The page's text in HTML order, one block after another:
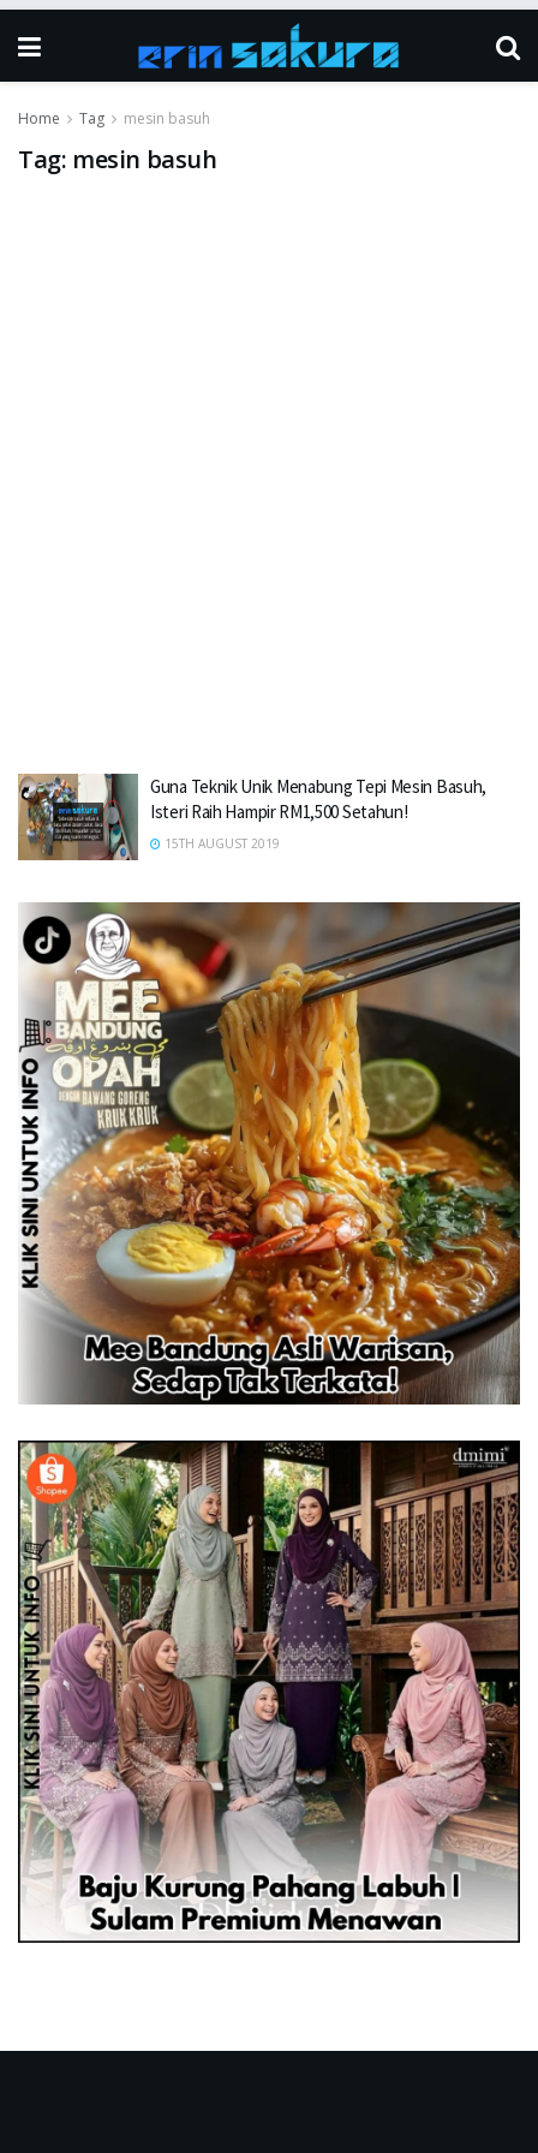
Home Tag mesin basuh
Tag: mesin basuh
Guna Teknik Unik Menabung Tepi Mesin Basuh,
Isteri Raih Hampir RM1,500 Setahun!
15TH AUGUST 2019